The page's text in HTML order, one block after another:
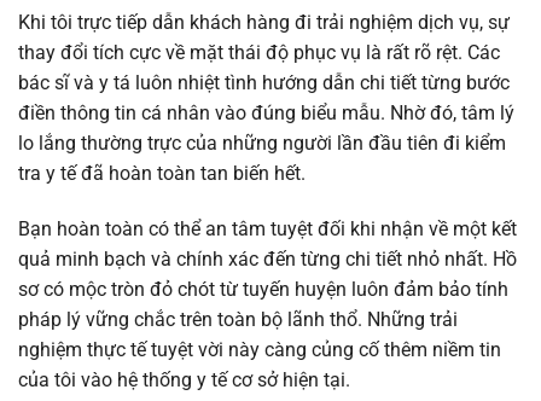
Khi tôi trực tiếp dẫn khách hàng đi trải nghiệm dịch vụ, sự
thay đổi tích cực về mặt thái độ phục vụ là rất rõ rệt. Các
bác sĩ và y tá luôn nhiệt tình hướng dẫn chi tiết từng bước
điền thông tin cá nhân vào đúng biểu mẫu. Nhờ đó, tâm lý
lo lắng thường trực của những người lần đầu tiên đi kiểm
tra y tế đã hoàn toàn tan biến hết.
Bạn hoàn toàn có thể an tâm tuyệt đối khi nhận về một kết
quả minh bạch và chính xác đến từng chi tiết nhỏ nhất. Hồ
sơ có mộc tròn đỏ chót từ tuyến huyện luôn đảm bảo tính
pháp lý vững chắc trên toàn bộ lãnh thổ. Những trải
nghiệm thực tế tuyệt vời này càng củng cố thêm niềm tin
của tôi vào hệ thống y tế cơ sở hiện tại.